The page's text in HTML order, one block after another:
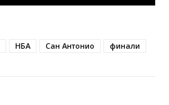
НБА Сан Антонио финали